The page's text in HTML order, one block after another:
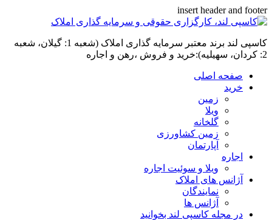
insert header and footer
کاسپی لند برند معتبر سرمایه گذاری املاک (شعبه 1: گیلان، شعبه
2: کردان، سهیلیه):خرید و فروش ،رهن و اجاره
صفحه اصلی
خرید
زمین
ویلا
گلخانه
زمین کشاورزی
آپارتمان
اجاره
ویلا و سوئیت اجاره
آژانس های املاک
نمایندگان
آژانس ها
در مجله کاسپی لند بخوانید